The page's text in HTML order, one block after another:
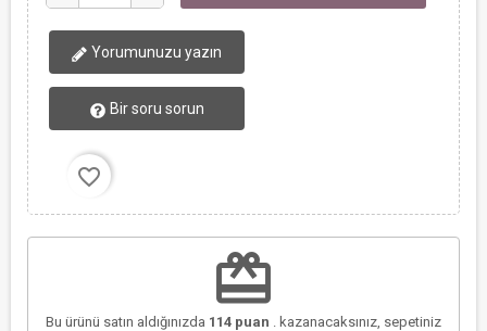
Yorumunuzu yazın
Bir soru sorun
favorite_border
redeem
Bu ürünü satın aldığınızda 114 puan . kazanacaksınız, sepetiniz